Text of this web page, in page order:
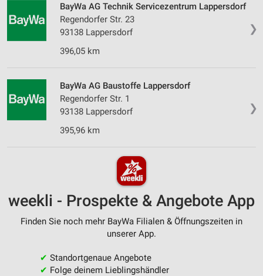
❯
BayWa AG Technik Servicezentrum Lappersdorf
Regendorfer Str. 23
93138 Lappersdorf
396,05 km
❯
BayWa AG Baustoffe Lappersdorf
Regendorfer Str. 1
93138 Lappersdorf
395,96 km
weekli - Prospekte & Angebote App
Finden Sie noch mehr BayWa Filialen & Öffnungszeiten in
unserer App.
✔ Standortgenaue Angebote
✔ Folge deinem Lieblingshändler